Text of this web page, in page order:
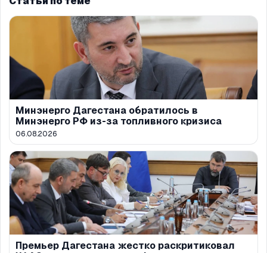
Минэнерго Дагестана обратилось в
Минэнерго РФ из-за топливного кризиса
06.08.2026
Премьер Дагестана жестко раскритиковал